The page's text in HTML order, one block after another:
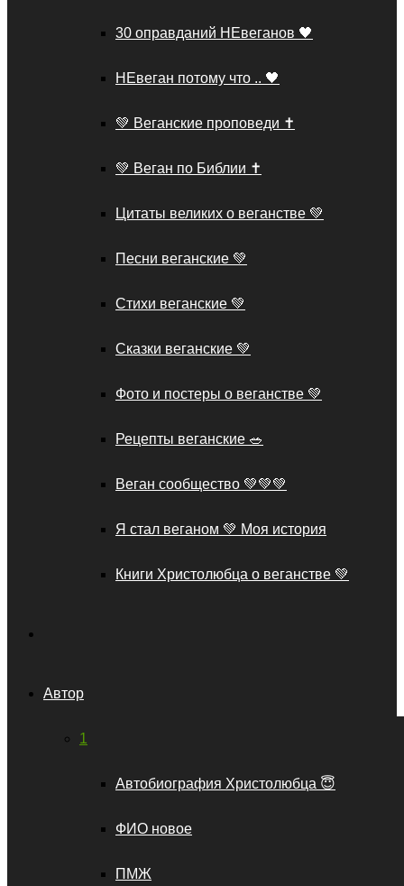
30 оправданий НЕвеганов 🖤
НЕвеган потому что .. 🖤
💚 Веганские проповеди ✝️
💚 Веган по Библии ✝️
Цитаты великих о веганстве 💚
Песни веганские 💚
Стихи веганские 💚
Сказки веганские 💚
Фото и постеры о веганстве 💚
Рецепты веганские 🥗
Веган сообщество 💚💚💚
Я стал веганом 💚 Моя история
Книги Христолюбца о веганстве 💚
Автор
1
Автобиография Христолюбца 😇
ФИО новое
ПМЖ